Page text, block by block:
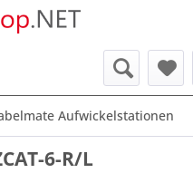
Aufwickelstationen
6-R/L